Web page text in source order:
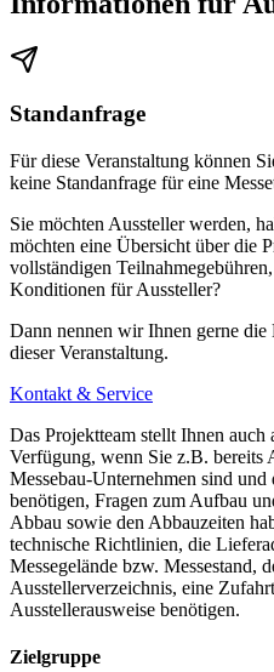
Standanfrage
Für diese Veranstaltung können
keine Standanfrage für eine
Sie möchten Aussteller werden,
möchten eine Übersicht über die
vollständigen
Konditionen für Aussteller?
Dann nennen wir Ihnen gerne die
dieser Veranstaltung.
Kontakt & Service
Das Projektteam stellt Ihnen
Verfügung, wenn Sie z.B. bereits
Messebau-Unternehmen sind
benötigen, Fragen zum Aufbau
Abbau sowie den Abbauzeiten
technische Richtlinien, die
Messegelände bzw. Messestand,
Ausstellerverzeichnis, eine
Ausstellerausweise benötigen.
Zielgruppe